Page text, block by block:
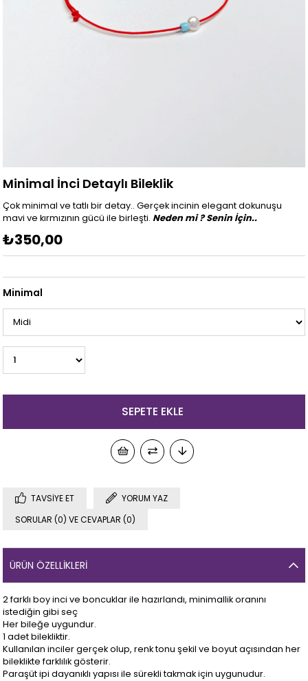
Minimal İnci Detaylı Bileklik
Çok minimal ve tatlı bir detay.. Gerçek incinin elegant dokunuşu
mavi ve kırmızının gücü ile birleşti. Neden mi ? Senin İçin..
₺350,00
Minimal
TAVSIYE ET
YORUM YAZ
SORULAR (0) VE CEVAPLAR (0)
ÜRÜN ÖZELLIKLERI
2 farklı boy inci ve boncuklar ile hazırlandı, minimallik oranını
istediğin gibi seç
Her bileğe uygundur.
1 adet bilekliktir.
Kullanılan inciler gerçek olup, renk tonu şekil ve boyut açısından her
bileklikte farklılık gösterir.
Paraşüt ipi dayanıklı yapısı ile sürekli takmak için uygunudur.